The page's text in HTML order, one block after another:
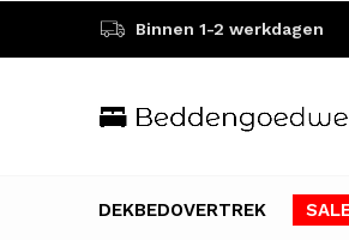
DEKBEDOVERTREK
Binnen 1-2 werkdagen